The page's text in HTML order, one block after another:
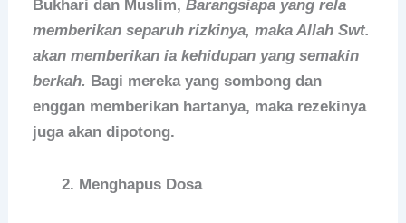
Bukhari dan Muslim,Barangsiapa yang rela
memberikan separuh rizkinya, maka Allah Swt.
akan memberikan ia kehidupan yang semakin
berkah. Bagi mereka yang sombong dan
enggan memberikan hartanya, maka rezekinya
juga akan dipotong.
Menghapus Dosa